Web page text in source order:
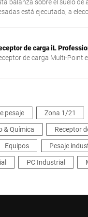
está ejecutada, a
de carga iL
de carga Multi-Point
pesaje Zona 1/21
& Química
Receptor
Equipos
Pesaje
PC Industrial